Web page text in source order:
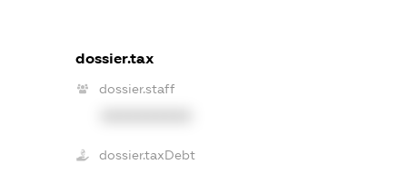
dossier.tax
dossier.staff
dossier.taxDebt